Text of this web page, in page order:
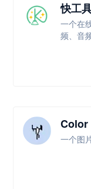
快工
一个在
频、音
Color
一个图